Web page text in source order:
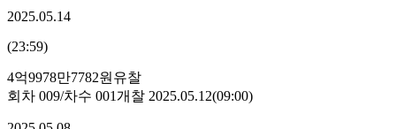
2025.05.14
(23:59)
4억9978만7782원 유찰
회차 009/차수 001개찰 2025.05.12(09:00)